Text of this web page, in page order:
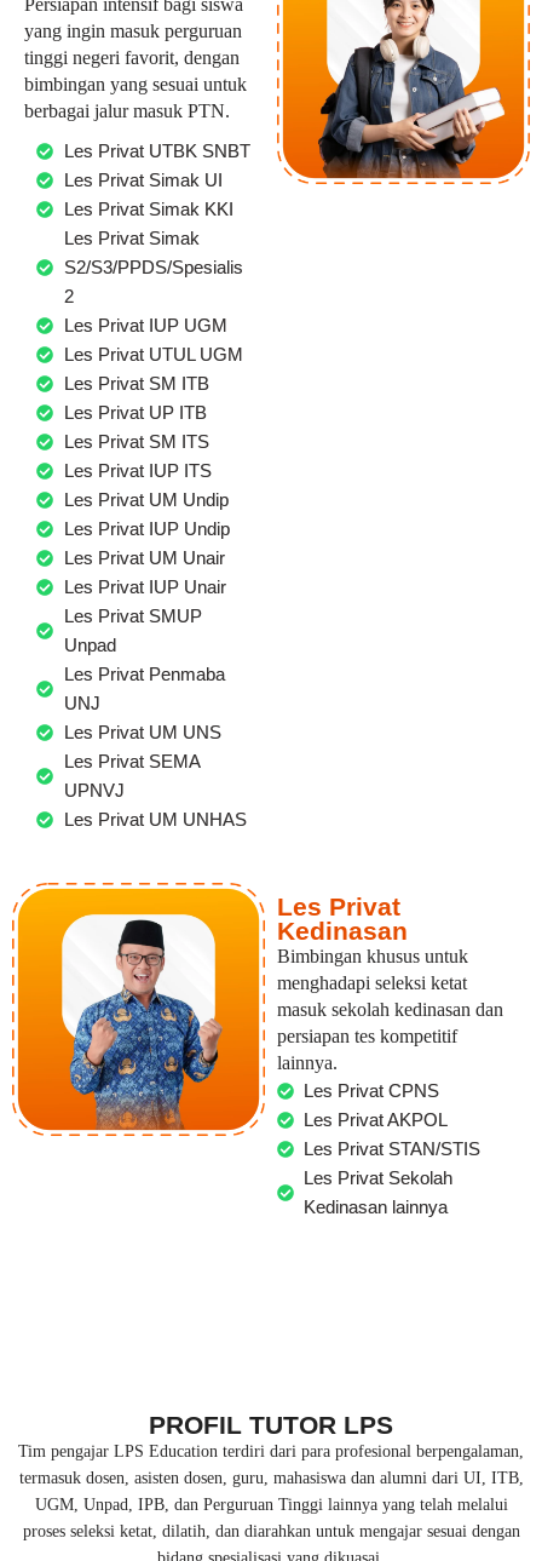
yang ingin masuk perguruan
tinggi negeri favorit, dengan
bimbingan yang sesuai untuk
berbagai jalur masuk PTN.
Les Privat UTBK SNBT
Les Privat Simak UI
Les Privat Simak KKI
Les Privat Simak
S2/S3/PPDS/Spesialis
2
Les Privat IUP UGM
Les Privat UTUL UGM
Les Privat SM ITB
Les Privat UP ITB
Les Privat SM ITS
Les Privat IUP ITS
Les Privat UM Undip
Les Privat IUP Undip
Les Privat UM Unair
Les Privat IUP Unair
Les Privat SMUP
Unpad
Les Privat Penmaba
UNJ
Les Privat UM UNS
Les Privat SEMA
UPNVJ
Les Privat UM UNHAS
Les Privat
Kedinasan
Bimbingan khusus untuk
menghadapi seleksi ketat
masuk sekolah kedinasan dan
persiapan tes kompetitif
lainnya.
Les Privat CPNS
Les Privat AKPOL
Les Privat STAN/STIS
Les Privat Sekolah
Kedinasan lainnya
PROFIL TUTOR LPS
Tim pengajar LPS Education terdiri dari para profesional berpengalaman,
termasuk dosen, asisten dosen, guru, mahasiswa dan alumni dari UI, ITB,
UGM, Unpad, IPB, dan Perguruan Tinggi lainnya yang telah melalui
proses seleksi ketat, dilatih, dan diarahkan untuk mengajar sesuai dengan
bidang spesialisasi yang dikuasai.